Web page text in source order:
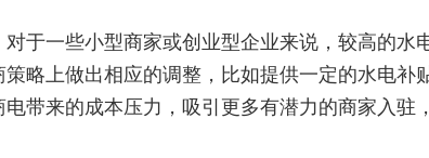
于一些小型商家或创业型企业来说，较高的水
略上做出相应的调整，比如提供一定的水电补
带来的成本压力，吸引更多有潜力的商家入驻